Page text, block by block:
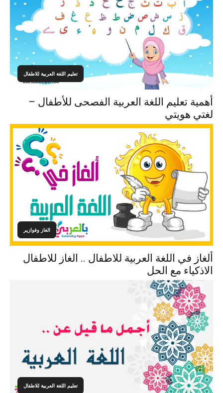
تعليم اللغة العربية للاطفال
أهمية تعليم اللغة العربية الفصحى للأطفال –
لغتي هويتي
الغاز وفوازير
ألغاز في اللغة العربية للاطفال .. الغاز للاطفال
الاذكياء مع الحل
تعليم اللغة العربية للاطفال